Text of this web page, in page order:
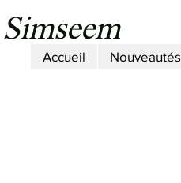
Simseem
Accueil Nouveautés